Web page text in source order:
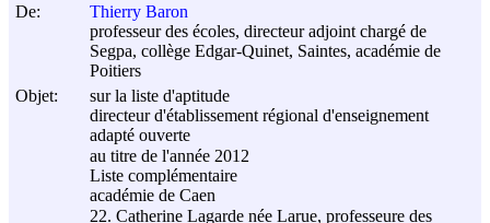
De:
Thierry Baron
professeur des écoles, directeur adjoint chargé de
Segpa, collège Edgar-Quinet, Saintes, académie de
Poitiers
Objet:
sur la liste d'aptitude
directeur d'établissement régional d'enseignement
adapté ouverte
au titre de l'année 2012
Liste complémentaire
académie de Caen
22. Catherine Lagarde née Larue, professeure des